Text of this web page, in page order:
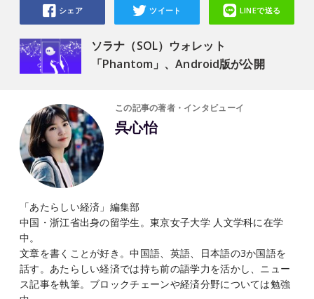
ソラナ（SOL）ウォレット
「Phantom」、Android版が公開
シェア ツイート LINEで送る
この記事の著者・インタビューイ
呉心怡
「あたらしい経済」編集部
中国・浙江省出身の留学生。東京女子大学 人文学科に在学
中。
文章を書くことが好き。中国語、英語、日本語の3か国語を
話す。あたらしい経済では持ち前の語学力を活かし、ニュー
ス記事を執筆。ブロックチェーンや経済分野については勉強